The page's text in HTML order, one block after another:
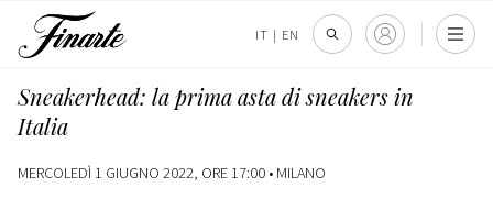
IT | EN
Sneakerhead: la prima asta di sneakers in
Italia
MERCOLEDÌ 1 GIUGNO 2022, ORE 17:00 • MILANO